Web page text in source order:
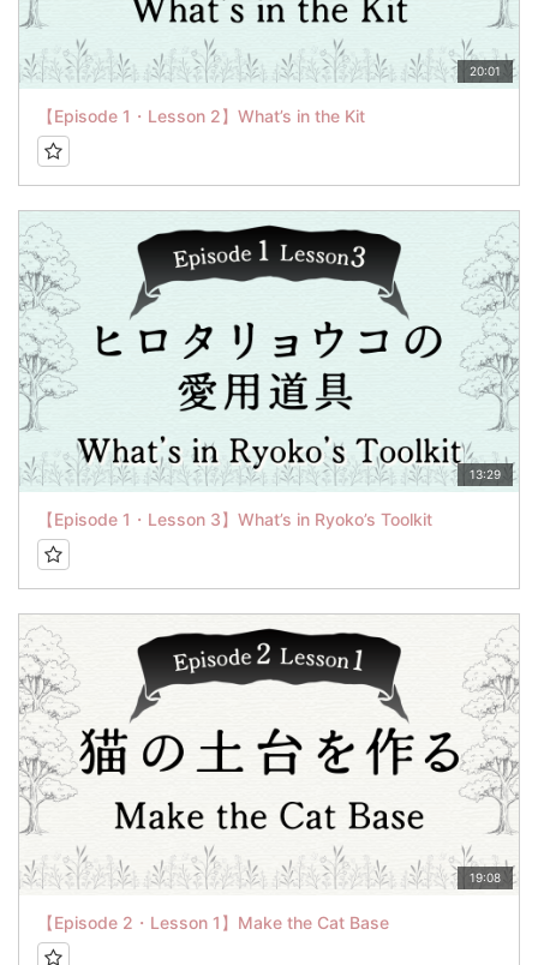
20:01
【Episode 1・Lesson 2】What’s in the Kit
13:29
【Episode 1・Lesson 3】What’s in Ryoko’s Toolkit
19:08
【Episode 2・Lesson 1】Make the Cat Base